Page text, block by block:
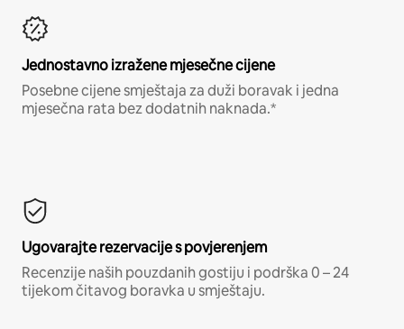
Jednostavno izražene mjesečne cijene
Posebne cijene smještaja za duži boravak i jedna
mjesečna rata bez dodatnih naknada.*
Ugovarajte rezervacije s povjerenjem
Recenzije naših pouzdanih gostiju i podrška 0 – 24
tijekom čitavog boravka u smještaju.